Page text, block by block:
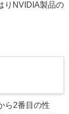
りNVIDIA製品の
ら2番目の性